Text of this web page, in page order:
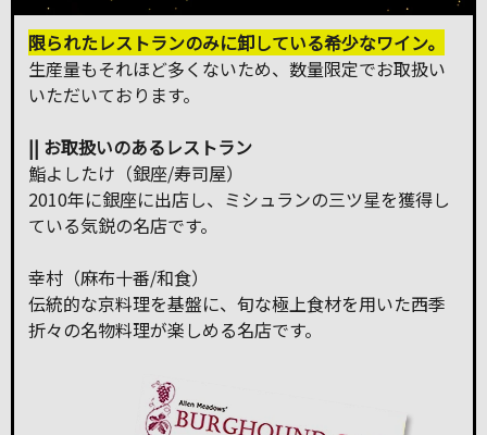
限られたレストランのみに卸している希少なワイン。
生産量もそれほど多くないため、数量限定でお取扱い
いただいております。
|| お取扱いのあるレストラン
鮨よしたけ（銀座/寿司屋）
2010年に銀座に出店し、ミシュランの三ツ星を獲得し
ている気鋭の名店です。
幸村（麻布十番/和食）
伝統的な京料理を基盤に、旬な極上食材を用いた西季
折々の名物料理が楽しめる名店です。